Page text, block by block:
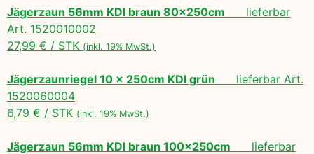
Jägerzaun 56mm KDI braun 80x250cm lieferbar
Art. 1520010002
27,99 € / STK (inkl. 19% MwSt.)
Jägerzaunriegel 10 x 250cm KDI grün lieferbar Art.
1520060004
6,79 € / STK (inkl. 19% MwSt.)
Jägerzaun 56mm KDI braun 100x250cm lieferbar